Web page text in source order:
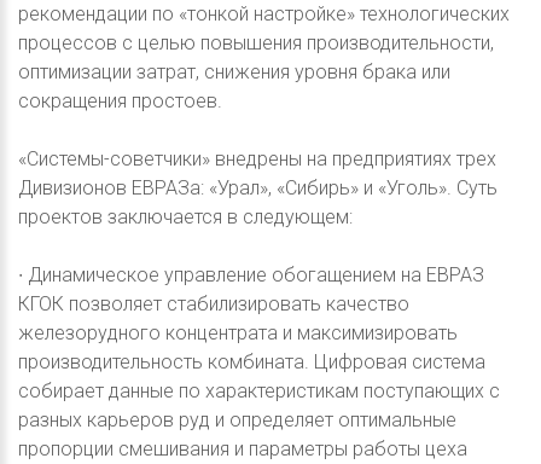
рекомендации по «тонкой настройке» технологических
процессов с целью повышения производительности,
оптимизации затрат, снижения уровня брака или
сокращения простоев.
«Системы-советчики» внедрены на предприятиях трех
Дивизионов ЕВРАЗа: «Урал», «Сибирь» и «Уголь». Суть
проектов заключается в следующем:
∙ Динамическое управление обогащением на ЕВРАЗ
КГОК позволяет стабилизировать качество
железорудного концентрата и максимизировать
производительность комбината. Цифровая система
собирает данные по характеристикам поступающих с
разных карьеров руд и определяет оптимальные
пропорции смешивания и параметры работы цеха